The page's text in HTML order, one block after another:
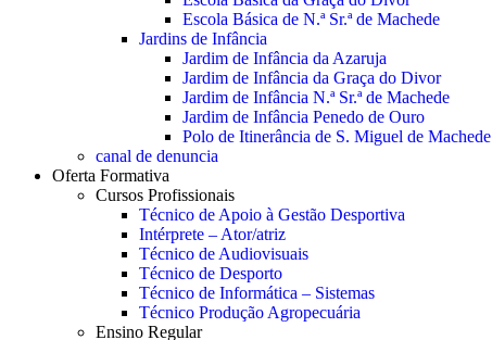
Escola Básica de N.ª Sr.ª de Machede
Jardins de Infância
Jardim de Infância da Azaruja
Jardim de Infância da Graça do Divor
Jardim de Infância N.ª Sr.ª de Machede
Jardim de Infância Penedo de Ouro
Polo de Itinerância de S. Miguel de Machede
canal de denuncia
Oferta Formativa
Cursos Profissionais
Técnico de Apoio à Gestão Desportiva
Intérprete – Ator/atriz
Técnico de Audiovisuais
Técnico de Desporto
Técnico de Informática – Sistemas
Técnico Produção Agropecuária
Ensino Regular